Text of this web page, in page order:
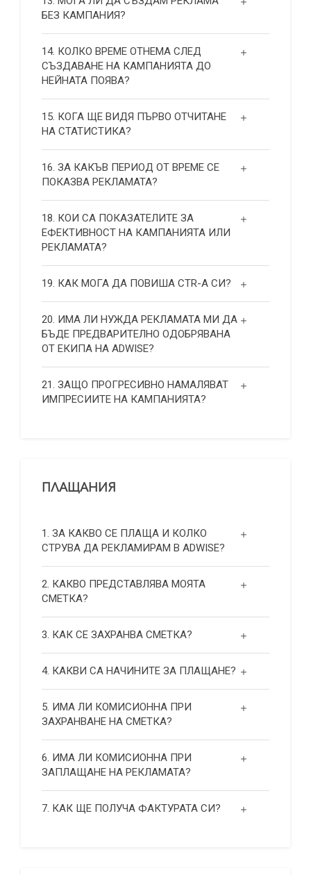
БЕЗ КАМПАНИЯ?
14. КОЛКО ВРЕМЕ ОТНЕМА СЛЕД
СЪЗДАВАНЕ НА КАМПАНИЯТА ДО
НЕЙНАТА ПОЯВА?
15. КОГА ЩЕ ВИДЯ ПЪРВО ОТЧИТАНЕ
НА СТАТИСТИКА?
16. ЗА КАКЪВ ПЕРИОД ОТ ВРЕМЕ СЕ
ПОКАЗВА РЕКЛАМАТА?
18. КОИ СА ПОКАЗАТЕЛИТЕ ЗА
ЕФЕКТИВНОСТ НА КАМПАНИЯТА ИЛИ
РЕКЛАМАТА?
19. КАК МОГА ДА ПОВИША СТR-А СИ?
20. ИМА ЛИ НУЖДА РЕКЛАМАТА МИ ДА
БЪДЕ ПРЕДВАРИТЕЛНО ОДОБРЯВАНА
ОТ ЕКИПА НА ADWISE?
21. ЗАЩО ПРОГРЕСИВНО НАМАЛЯВАТ
ИМПРЕСИИТЕ НА КАМПАНИЯТА?
ПЛАЩАНИЯ
1. ЗА КАКВО СЕ ПЛАЩА И КОЛКО
СТРУВА ДА РЕКЛАМИРАМ В ADWISE?
2. КАКВО ПРЕДСТАВЛЯВА МОЯТА
СМЕТКА?
3. КАК СЕ ЗАХРАНВА СМЕТКА?
4. КАКВИ СА НАЧИНИТЕ ЗА ПЛАЩАНЕ?
5. ИМА ЛИ КОМИСИОННА ПРИ
ЗАХРАНВАНЕ НА СМЕТКА?
6. ИМА ЛИ КОМИСИОННА ПРИ
ЗАПЛАЩАНЕ НА РЕКЛАМАТА?
7. КАК ЩЕ ПОЛУЧА ФАКТУРАТА СИ?